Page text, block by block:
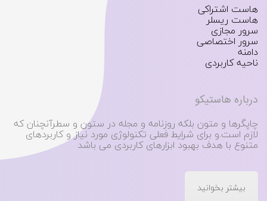
هاست اشتراکی
هاست ریسلر
سرور مجازی
سرور اختصاصی
دامنه
ناحیه کاربردی
درباره هاستیکو
چاپگرها و متون بلکه روزنامه و مجله در ستون و سطرآنچنان که
لازم است.و برای شرایط فعلی تکنولوژی مورد نیاز و کاربردهای
متنوع با هدف بهبود ابزارهای کاربردی می باشد
بیشتر بخوانید